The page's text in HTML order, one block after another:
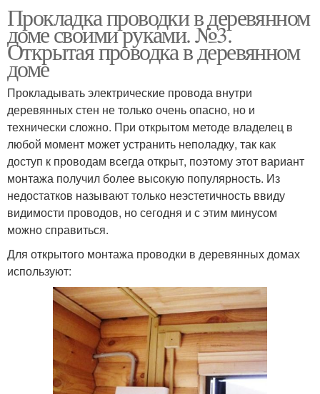
Прокладка проводки в деревянном
доме своими руками. №3.
Открытая проводка в деревянном
доме
Прокладывать электрические провода внутри
деревянных стен не только очень опасно, но и
технически сложно. При открытом методе владелец в
любой момент может устранить неполадку, так как
доступ к проводам всегда открыт, поэтому этот вариант
монтажа получил более высокую популярность. Из
недостатков называют только неэстетичность ввиду
видимости проводов, но сегодня и с этим минусом
можно справиться.
Для открытого монтажа проводки в деревянных домах
используют: